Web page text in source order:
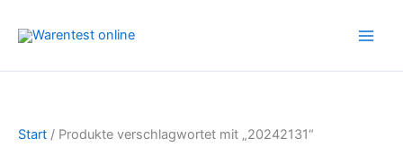
Inhalt
Start / Produkte verschlagwortet mit „20242131“